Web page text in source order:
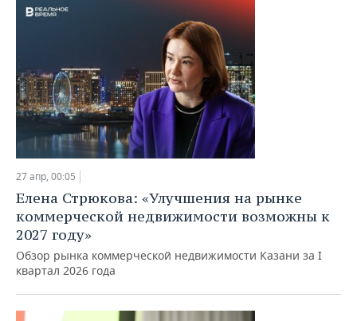
27 апр, 00:05
Елена Стрюкова: «Улучшения на рынке
коммерческой недвижимости возможны к
2027 году»
Обзор рынка коммерческой недвижимости Казани за I
квартал 2026 года